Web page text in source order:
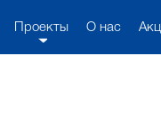
Проекты О нас